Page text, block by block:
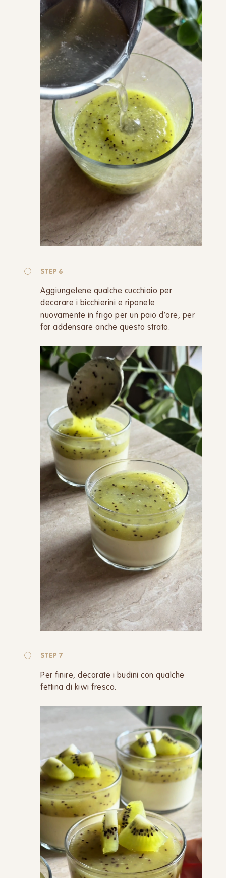
STEP 6
Aggiungetene qualche cucchiaio per
decorare i bicchierini e riponete
nuovamente in frigo per un paio d’ore, per
far addensare anche questo strato.
STEP 7
Per finire, decorate i budini con qualche
fettina di kiwi fresco.